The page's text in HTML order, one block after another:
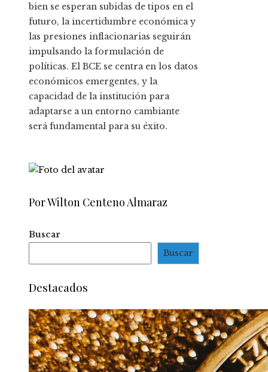
bien se esperan subidas de tipos en el
futuro, la incertidumbre económica y
las presiones inflacionarias seguirán
impulsando la formulación de
políticas. El BCE se centra en los datos
económicos emergentes, y la
capacidad de la institución para
adaptarse a un entorno cambiante
será fundamental para su éxito.
Por Wilton Centeno Almaraz
Buscar
Buscar
Destacados